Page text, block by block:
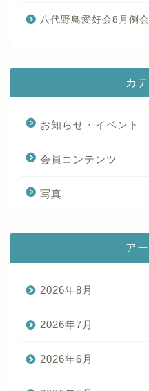
八代野鳥愛好会8月例
カ
お知らせ・イベント
会員コンテンツ
写真
ア
2026年8月
2026年7月
2026年6月